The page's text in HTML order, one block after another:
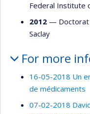
Federal Institute
2012 —
Saclay
For more
16-05-2018 Un
de médicaments
07-02-2018